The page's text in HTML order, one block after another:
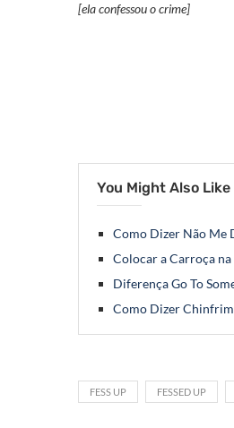
[ela confessou o crime]
You Might Also Like
Como Dizer Não Me
Colocar a Carroça
Diferença Go To
Como Dizer Chinfrim
FESS UP FESSED UP